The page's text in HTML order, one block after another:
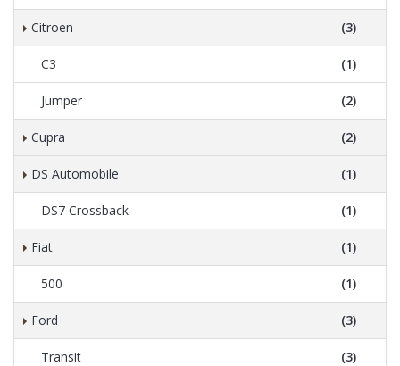
Citroen (3)
C3 (1)
Jumper (2)
Cupra (2)
DS Automobile (1)
DS7 Crossback (1)
Fiat (1)
500 (1)
Ford (3)
Transit (3)